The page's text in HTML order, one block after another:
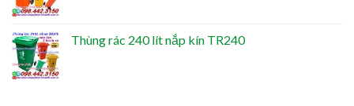
Thùng rác 240 lít nắp kín TR240